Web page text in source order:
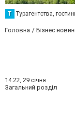
Т Турагентства,
Головна Бізнес
14:22, 29 січня
Загальний розділ